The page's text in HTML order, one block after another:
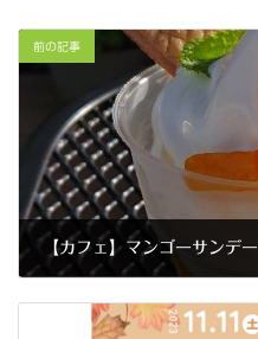
前の記事
【カフェ】マンゴーサンデー